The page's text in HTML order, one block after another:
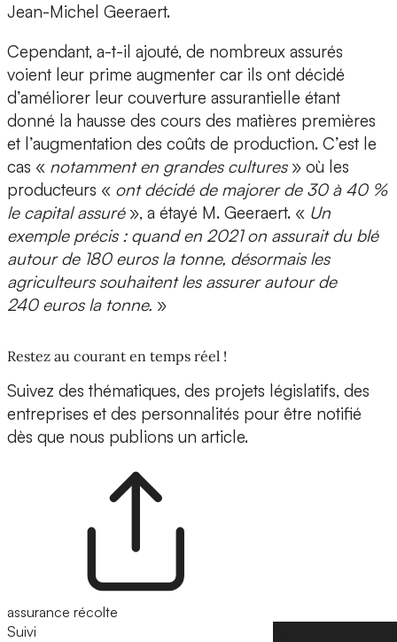
Jean-Michel Geeraert.
Cependant, a-t-il ajouté, de nombreux assurés
voient leur prime augmenter car ils ont décidé
d’améliorer leur couverture assurantielle étant
donné la hausse des cours des matières premières
et l’augmentation des coûts de production. C’est le
cas « notamment en grandes cultures» où les
producteurs « ont décidé de majorer de 30 à 40 %
le capital assuré», a étayé M. Geeraert. « Un
exemple précis : quand en 2021 on assurait du blé
autour de 180 euros la tonne, désormais les
agriculteurs souhaitent les assurer autour de
240 euros la tonne. »
Restez au courant en temps réel !
Suivez des thématiques, des projets législatifs, des
entreprises et des personnalités pour être notifié
dès que nous publions un article.
assurance récolte
Suivi